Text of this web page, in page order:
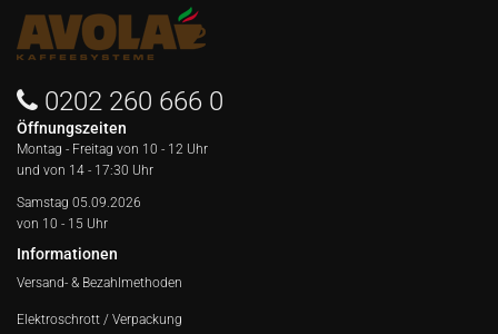
0202 260 666 0
Öffnungszeiten
Montag - Freitag von 10 - 12 Uhr
und von 14 - 17:30 Uhr
Samstag 05.09.2026
von 10 - 15 Uhr
Informationen
Versand- & Bezahlmethoden
Elektroschrott / Verpackung